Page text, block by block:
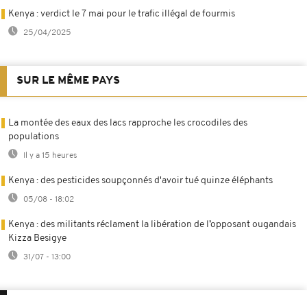
Kenya : verdict le 7 mai pour le trafic illégal de fourmis
25/04/2025
SUR LE MÊME PAYS
La montée des eaux des lacs rapproche les crocodiles des
populations
Il y a 15 heures
Kenya : des pesticides soupçonnés d'avoir tué quinze éléphants
05/08 - 18:02
Kenya : des militants réclament la libération de l’opposant ougandais
Kizza Besigye
31/07 - 13:00